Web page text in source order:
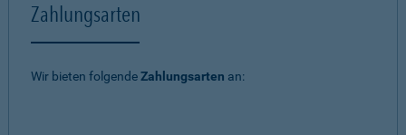
Zahlungsarten
Wir bieten folgendeZahlungsarten an: